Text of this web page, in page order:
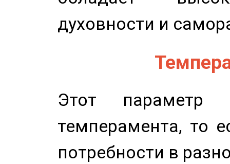
духовности и
Этот параметр
темперамента, то
потребности в